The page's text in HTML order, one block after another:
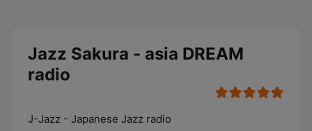
Jazz Sakura - asia DREAM
radio
J-Jazz - Japanese Jazz radio